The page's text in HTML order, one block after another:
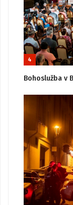
4
Bohoslužba v